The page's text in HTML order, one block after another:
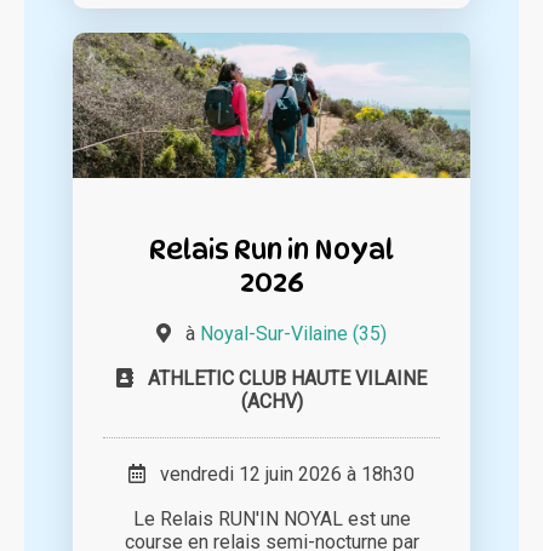
Relais Run in Noyal
2026
à Noyal-Sur-Vilaine (35)
ATHLETIC CLUB HAUTE VILAINE
(ACHV)
vendredi 12 juin 2026 à 18h30
Le Relais RUN'IN NOYAL est une
course en relais semi-nocturne par